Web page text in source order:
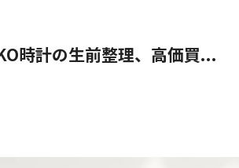
時計の生前整理、高価買...